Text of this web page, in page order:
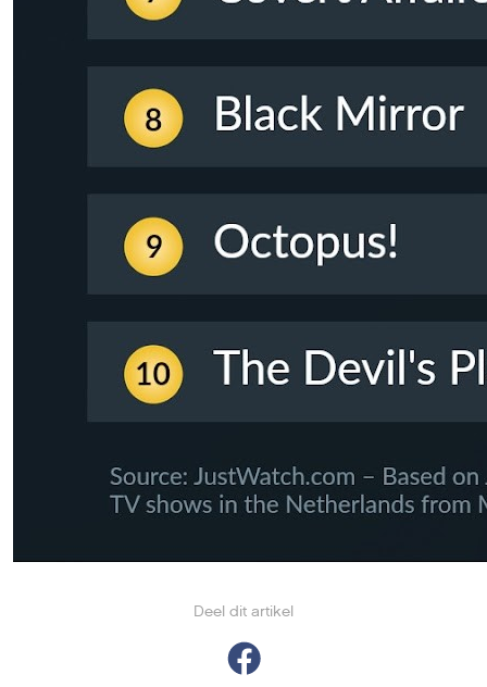
Deel dit artikel